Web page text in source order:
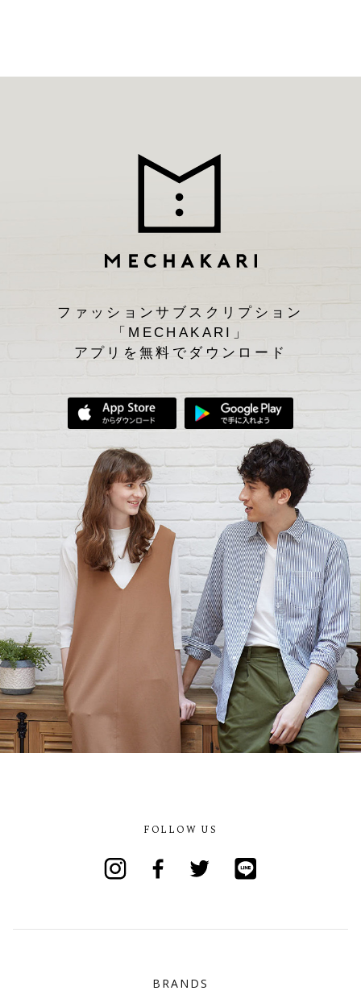
ファッションサブスクリプション
「MECHAKARI」
アプリを無料でダウンロード
App Storeからダウンロード
FOLLOW US
BRANDS